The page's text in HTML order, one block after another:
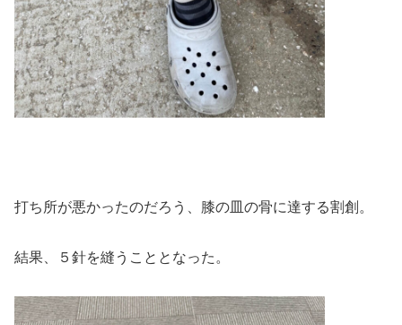
打ち所が悪かったのだろう、膝の皿の骨に達する割創。
結果、５針を縫うこととなった。